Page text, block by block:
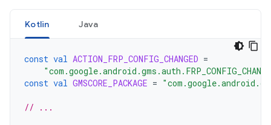
Kotlin Java
const val ACTION_FRP_CONFIG_CHANGED =
const val GMSCORE_PACKAGE =
// ...